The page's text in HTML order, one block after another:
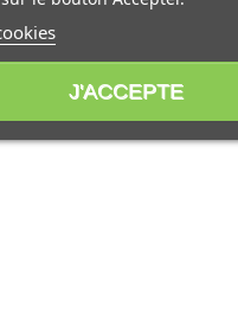
J'ACCEPTE